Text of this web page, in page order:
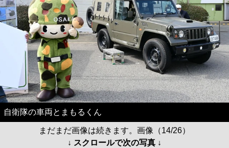
自衛隊の車両とまもるくん
まだまだ画像は続きます。画像（14/26）
↓ スクロールで次の写真 ↓